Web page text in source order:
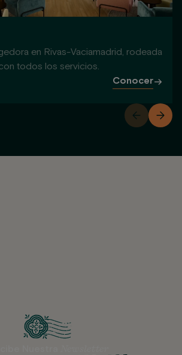
en Rivas-Vaciamadrid, rodeada
todos los servicios.
Conocer